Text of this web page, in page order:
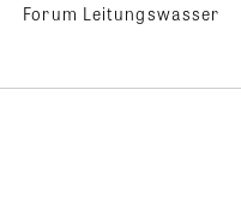
Forum Leitungswasser